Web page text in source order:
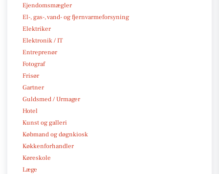
Ejendomsmægler
El-, gas-, vand- og fjernvarmeforsyning
Elektriker
Elektronik / IT
Entreprenør
Fotograf
Frisør
Gartner
Guldsmed / Urmager
Hotel
Kunst og galleri
Købmand og døgnkiosk
Køkkenforhandler
Køreskole
Læge